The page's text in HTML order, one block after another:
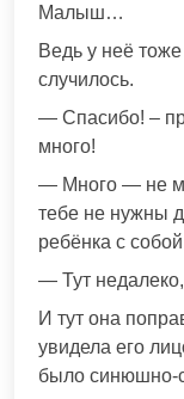
Малыш…
Ведь у неё
случилось.
— Спасибо! –
много!
— Много — не
тебе не нужны
ребёнка с
— Тут
И тут она
увидела его
было синюшно-